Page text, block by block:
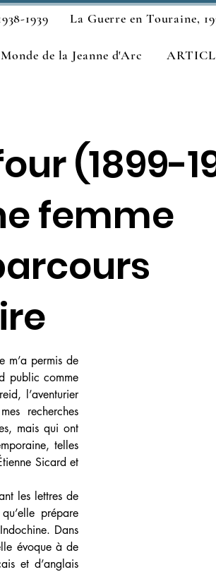
1939 La Guerre en Touraine,
de la Jeanne d'Arc
(1899-
femme
permis de
public comme
l’aventurier
recherches
mais qui ont
telles
Sicard et
les lettres de
prépare
Dans
évoque à de
et d’anglais